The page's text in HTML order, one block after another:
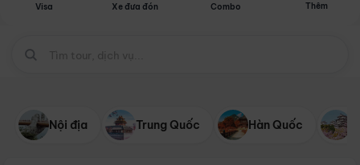
Visa Xe đưa đón Combo Thêm
Nội địa Trung Quốc Hàn Quốc